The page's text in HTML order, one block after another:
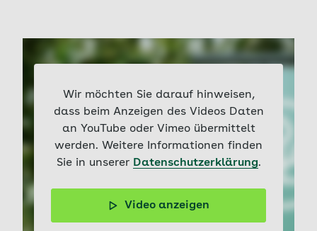
Wir möchten Sie darauf hinweisen,
dass beim Anzeigen des Videos Daten
an YouTube oder Vimeo übermittelt
werden. Weitere Informationen finden
Sie in unserer Datenschutzerklärung.
Video anzeigen
Das Video erklärt körperliche Veränderungen in der
Pubertät und enthält fünf Tipps von Matthias Jung, wie